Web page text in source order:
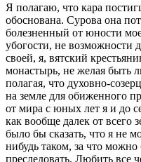
Я полагаю, что кара
обоснована. Сурова она
болезненный от юности
убогости, не возможности
своей, я, вятский
монастырь, не желая быть
полагая, что духовно-
на земле для обиженного
от мира с юных лет я и до
как вообще далек от всего
было бы сказать, что я не
нибудь таком, за что
преследовать. Любить все